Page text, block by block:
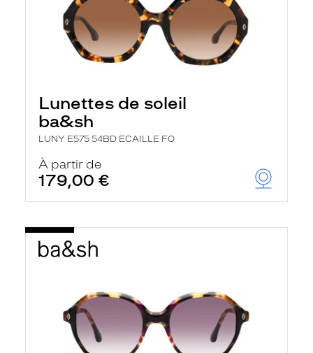
Lunettes de soleil
ba&sh
LUNY E575 54BD ECAILLE FO
À partir de
179,00 €